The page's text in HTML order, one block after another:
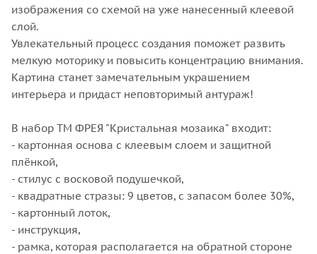
изображения со схемой на уже нанесенный клеевой
слой.
Увлекательный процесс создания поможет развить
мелкую моторику и повысить концентрацию внимания.
Картина станет замечательным украшением
интерьера и придаст неповторимый антураж!
В набор ТМ ФРЕЯ "Кристальная мозаика" входит:
- картонная основа с клеевым слоем и защитной
плёнкой,
- стилус с восковой подушечкой,
- квадратные стразы: 9 цветов, с запасом более 30%,
- картонный лоток,
- инструкция,
- рамка, которая располагается на обратной стороне